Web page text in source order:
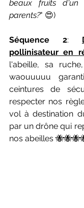
beaux fruits
parents?" 😍)
Séquence 2:
pollinisateur en
l'abeille, sa
waouuuuu
ceintures de
respecter nos
vol à destination
par un drône qui
nos abeilles